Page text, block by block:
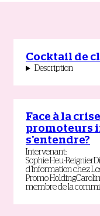
Cocktail de
Description
Face à la
promoteurs
s'entendre?
Intervenant:
SophieHeu-Reignier
d’Information chez
Promo Holding
membre de la